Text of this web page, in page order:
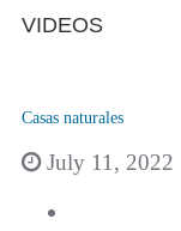
VIDEOS
Casas naturales
July 11, 2022